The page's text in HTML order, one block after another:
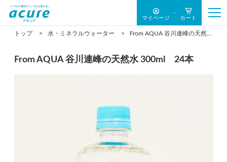
マイページ カート
トップ 水・ミネラルウォーター From AQUA 谷川連峰の天然水 300ml 24本
From AQUA 谷川連峰の天然水 300ml 24本